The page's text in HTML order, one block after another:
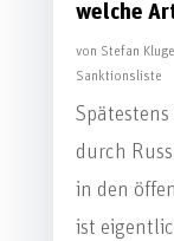
welche
von Stefan Kluge
Sanktionsliste
durch
in den
ist